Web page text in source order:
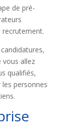
de pré-
recrutement.
vous allez
qualifiés,
personnes